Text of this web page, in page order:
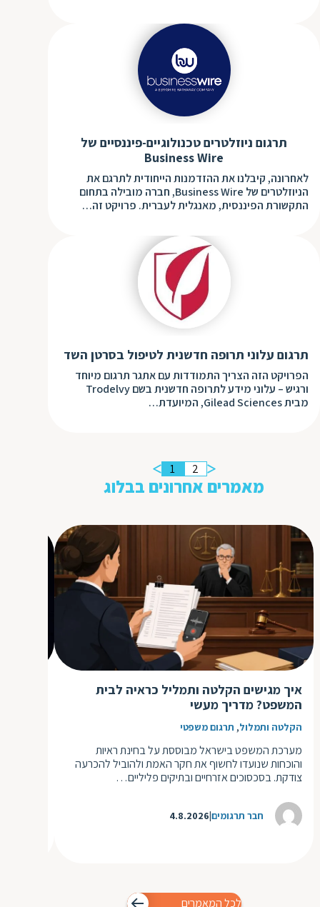
תרגום ניוזלטרים טכנולוגיים-פיננסיים של
Business Wire
לאחרונה, קיבלנו את ההזדמנות הייחודית לתרגם את
הניוזלטרים של Business Wire, חברה מובילה בתחום
התקשורת הפיננסית, מאנגלית לעברית. פרויקט זה…
תרגום עלוני תרופה חדשנית לטיפול בסרטן השד
הפרויקט הזה הצריך התמודדות עם אתגר תרגום מיוחד
ורגיש – עלוני מידע לתרופה חדשנית בשם Trodelvy
מבית Gilead Sciences, המיועדת…
1 2
מאמרים אחרונים בבלוג
איך מגישים הקלטה ותמליל כראיה לבית
המשפט? מדריך מעשי
הקלטה ותמלול, תרגום משפטי
מערכת המשפט בישראל מבוססת על בחינת ראיות
והוכחות שנועדו לחשוף את חקר האמת ולהוביל להכרעה
צודקת. בסכסוכים אזרחיים ובתיקים פליליים…
חבר תרגומים 4.8.2026
לכל המאמרים